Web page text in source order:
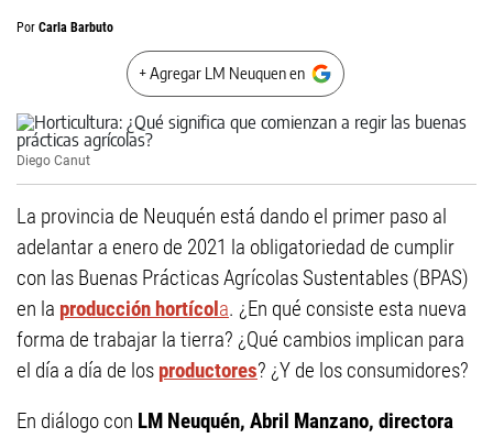
Por Carla Barbuto
+ Agregar LM Neuquen en
Diego Canut
La provincia de Neuquén está dando el primer paso al
adelantar a enero de 2021 la obligatoriedad de cumplir
con las Buenas Prácticas Agrícolas Sustentables (BPAS)
en la producción hortícola. ¿En qué consiste esta nueva
forma de trabajar la tierra? ¿Qué cambios implican para
el día a día de los productores? ¿Y de los consumidores?
En diálogo con LM Neuquén, Abril Manzano, directora